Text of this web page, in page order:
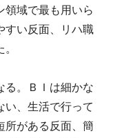
域で最も用いら
すい反面、リハ職
。ＢＩは細かな
い、生活で行って
所がある反面、簡